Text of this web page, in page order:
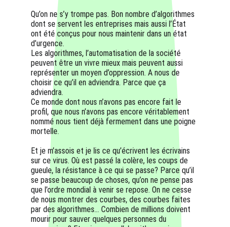
Qu’on ne s’y trompe pas. Bon nombre d’algorithmes
dont se servent les entreprises mais aussi l’État
ont été conçus pour nous maintenir dans un état
d’urgence.
Les algorithmes, l’automatisation de la société
peuvent être un vivre mieux mais peuvent aussi
représenter un moyen d’oppression. A nous de
choisir ce qu’il en adviendra. Parce que ça
adviendra.
Ce monde dont nous n’avons pas encore fait le
profil, que nous n’avons pas encore véritablement
nommé nous tient déjà fermement dans une poigne
mortelle.
Et je m’assois et je lis ce qu’écrivent les écrivains
sur ce virus. Où est passé la colère, les coups de
gueule, la résistance à ce qui se passe? Parce qu’il
se passe beaucoup de choses, qu’on ne pense pas
que l’ordre mondial à venir se repose. On ne cesse
de nous montrer des courbes, des courbes faites
par des algorithmes… Combien de millions doivent
mourir pour sauver quelques personnes du